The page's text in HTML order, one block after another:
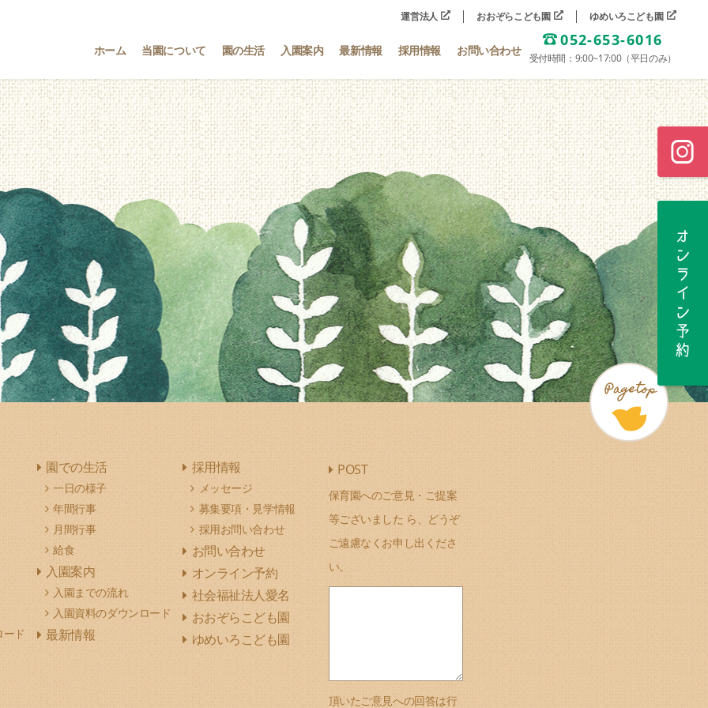
運営法人 おおぞらこども園 ゆめいろこども園
ホーム 当園について 園の生活 入園案内 最新情報 採用情報 お問い合わせ
052-653-6016
受付時間：9:00~17:00（平日のみ）
ド
園での生活
一日の様子
年間行事
月間行事
給食
入園案内
入園までの流れ
入園資料のダウンロード
最新情報
採用情報
メッセージ
募集要項・見学情報
採用お問い合わせ
お問い合わせ
オンライン予約
社会福祉法人愛名
おおぞらこども園
ゆめいろこども園
POST
保育園へのご意見・ご提案
等ございました ら、どうぞ
ご遠慮なくお申し出くださ
い。
頂いたご意見への回答は行